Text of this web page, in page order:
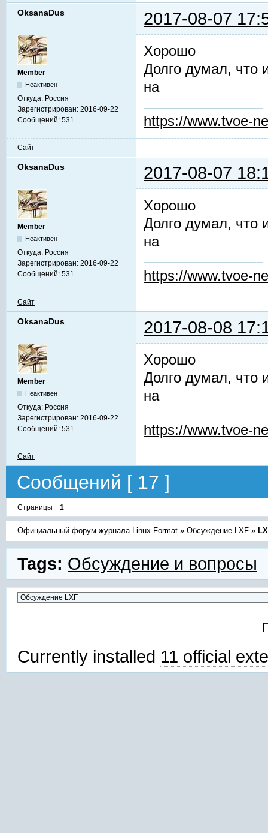
OksanaDus 2017-08-07
Member
Неактивен
Откуда: Россия
Зарегистрирован: 2016-09-22
Сообщений: 531
Хорошо
Долго думал, что
на
https://www.tvoe-
Сайт
OksanaDus 2017-08-07
Member
Неактивен
Откуда: Россия
Зарегистрирован: 2016-09-22
Сообщений: 531
Хорошо
Долго думал, что
на
https://www.tvoe-
Сайт
OksanaDus 2017-08-08
Member
Неактивен
Откуда: Россия
Зарегистрирован: 2016-09-22
Сообщений: 531
Хорошо
Долго думал, что
на
https://www.tvoe-
Сайт
Сообщений [ 17 ]
Страницы 1
Официальный форум журнала Linux Format »Обсуждение LXF »
Tags: Обсуждение и вопросы
Currently installed 11 official